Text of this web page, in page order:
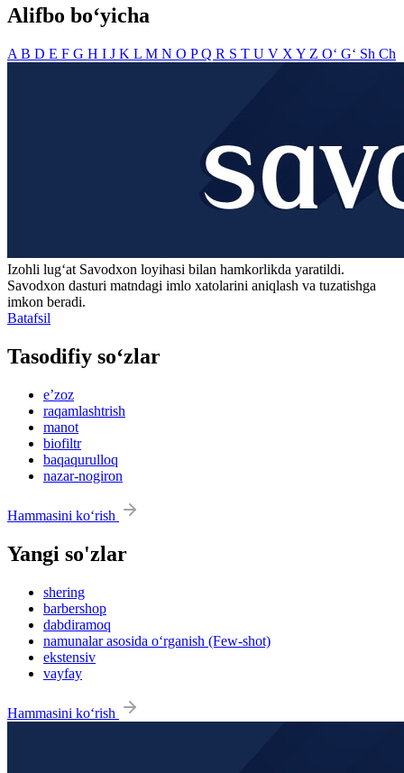
Alifbo bo‘yicha
A B D E F G H I J K L M N O PQ R S T U V X Y Z O‘ G‘ Sh Ch
Izohli lugʻat Savodxon loyihasi bilan hamkorlikda yaratildi.
Savodxon dasturi matndagi imlo xatolarini aniqlash va tuzatishga
imkon beradi.
Batafsil
Tasodifiy so‘zlar
eʼzoz
raqamlashtrish
manot
biofiltr
baqaqurulloq
nazar-nogiron
Hammasini ko‘rish
Yangi so'zlar
shering
barbershop
dabdiramoq
namunalar asosida o‘rganish (Few-shot)
ekstensiv
vayfay
Hammasini ko‘rish